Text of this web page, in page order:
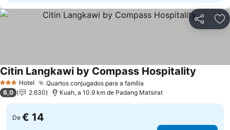
Partilhar
3 EstrelasHotel Quartos conjugados para a família
Citin Langkawi by Compass Hospitality
6,0 2.630 Kuah, a 10.9 km de Padang Matsirat
De € 14